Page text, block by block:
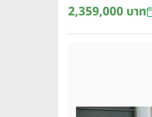
2,359,000 บาท